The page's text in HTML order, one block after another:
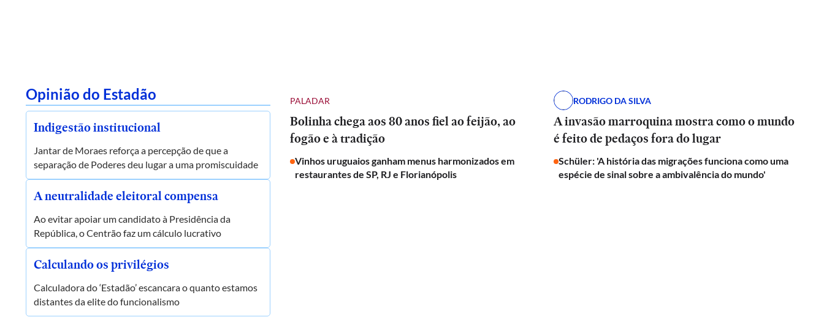
Opinião do Estadão
Indigestão institucional
Jantar de Moraes reforça a percepção de que a
separação de Poderes deu lugar a uma promiscuidade
A neutralidade eleitoral compensa
Ao evitar apoiar um candidato à Presidência da
República, o Centrão faz um cálculo lucrativo
Calculando os privilégios
Calculadora do ‘Estadão’ escancara o quanto estamos
distantes da elite do funcionalismo
PALADAR
Bolinha chega aos 80 anos fiel ao feijão, ao
fogão e à tradição
Vinhos uruguaios ganham menus harmonizados em
restaurantes de SP, RJ e Florianópolis
RODRIGO DA SILVA
A invasão marroquina mostra como o mundo
é feito de pedaços fora do lugar
Schüler: 'A história das migrações funciona como uma
espécie de sinal sobre a ambivalência do mundo'